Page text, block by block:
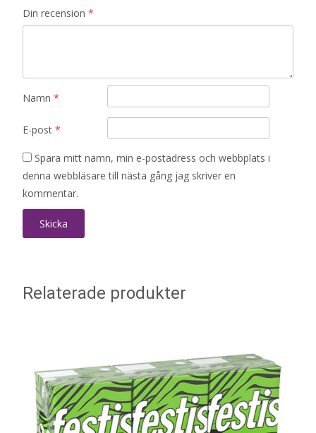
Din recension *
Namn *
E-post *
Spara mitt namn, min e-postadress och webbplats i
denna webbläsare till nästa gång jag skriver en
kommentar.
Relaterade produkter